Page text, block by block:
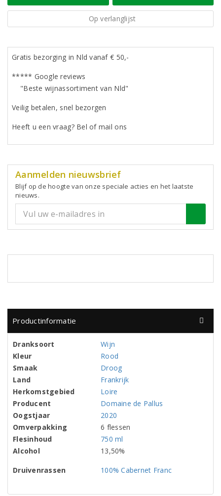
Op verlanglijst
Gratis bezorging in Nld vanaf € 50,-
***** Google reviews
"Beste wijnassortiment van Nld"
Veilig betalen, snel bezorgen
Heeft u een vraag? Bel of mail ons
Aanmelden nieuwsbrief
Blijf op de hoogte van onze speciale acties en het laatste
nieuws.
Productinformatie
Dranksoort
Wijn
Kleur
Rood
Smaak
Droog
Land
Frankrijk
Herkomstgebied
Loire
Producent
Domaine de Pallus
Oogstjaar
2020
Omverpakking
6 flessen
Flesinhoud
750 ml
Alcohol
13,50%
Druivenrassen 100% Cabernet Franc